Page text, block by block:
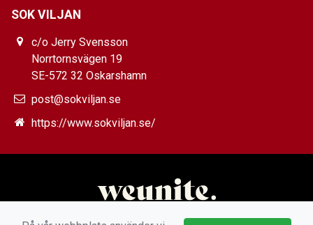
SOK VILJAN
c/o Jerry Svensson
Norrtornsvägen 19
SE-572 32 Oskarshamn
post@sokviljan.se
https://www.sokviljan.se/